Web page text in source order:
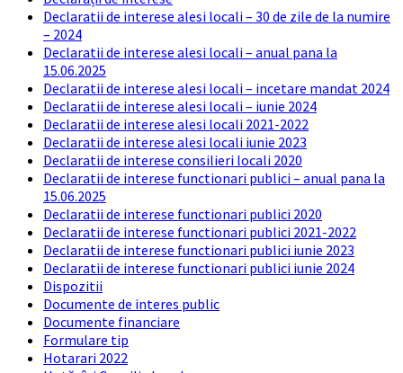
Declaratii de interese alesi locali – 30 de zile de la numire
– 2024
Declaratii de interese alesi locali – anual pana la
15.06.2025
Declaratii de interese alesi locali – incetare mandat 2024
Declaratii de interese alesi locali – iunie 2024
Declaratii de interese alesi locali 2021-2022
Declaratii de interese alesi locali iunie 2023
Declaratii de interese consilieri locali 2020
Declaratii de interese functionari publici – anual pana la
15.06.2025
Declaratii de interese functionari publici 2020
Declaratii de interese functionari publici 2021-2022
Declaratii de interese functionari publici iunie 2023
Declaratii de interese functionari publici iunie 2024
Dispozitii
Documente de interes public
Documente financiare
Formulare tip
Hotarari 2022